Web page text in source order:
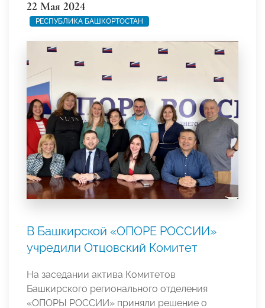
22 Мая 2024
РЕСПУБЛИКА БАШКОРТОСТАН
В Башкирской «ОПОРЕ РОССИИ»
учредили Отцовский Комитет
На заседании актива Комитетов
Башкирского регионального отделения
«ОПОРЫ РОССИИ» приняли решение о